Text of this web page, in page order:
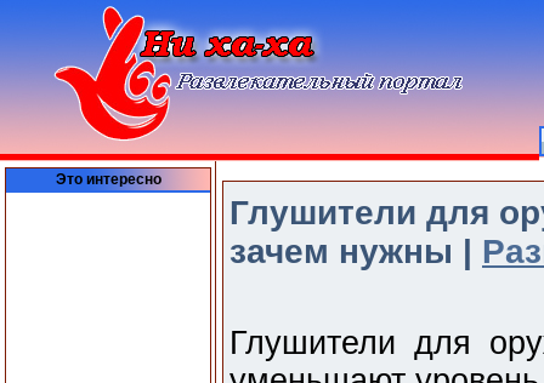
Это интересно
Глушители для
зачем нужны |
Глушители для